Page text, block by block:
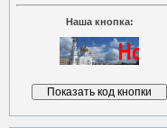
Наша кнопка: